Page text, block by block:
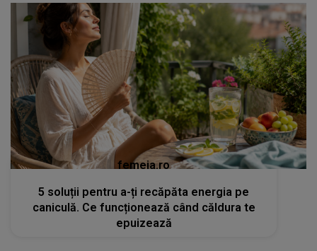
femeia.ro
5 soluții pentru a-ți recăpăta energia pe
caniculă. Ce funcționează când căldura te
epuizează